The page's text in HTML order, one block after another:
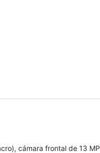
cámara frontal de 13 MP